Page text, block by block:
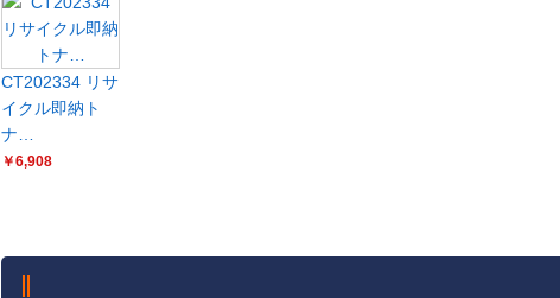
CT202334 リサ
イクル即納ト
ナ…
￥6,908